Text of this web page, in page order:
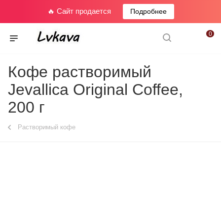
🔥 Сайт продается Подробнее
0
Кофе растворимый
Jevallica Original Coffee,
200 г
Растворимый кофе